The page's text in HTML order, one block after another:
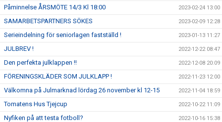
Påminnelse ÅRSMÖTE 14/3 Kl 18:00 2023-02-24 13:00
SAMARBETSPARTNERS SÖKES 2023-02-09 12:28
Serieindelning för seniorlagen fastställd ! 2023-01-13 11:27
JULBREV ! 2022-12-22 08:47
Den perfekta julklappen !! 2022-12-08 20:09
FÖRENINGSKLÄDER SOM JULKLAPP ! 2022-11-23 12:00
Välkomna på Julmarknad lördag 26 november kl 12-15 2022-11-04 18:59
Tomatens Hus Tjejcup 2022-10-22 11:09
Nyfiken på att testa fotboll? 2022-10-16 15:38